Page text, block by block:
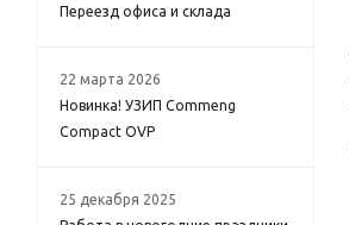
Переезд офиса и склада
22 марта 2026
Новинка! УЗИП Commeng
Compact OVP
25 декабря 2025